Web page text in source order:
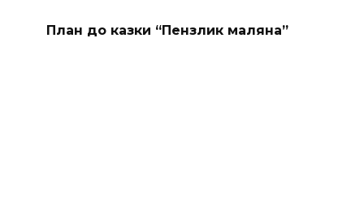
План до казки “Пензлик маляна”